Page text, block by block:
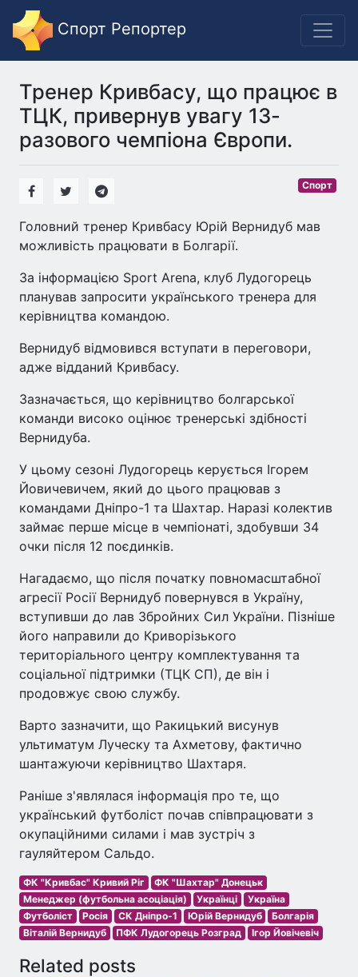
Спорт Репортер
Тренер Кривбасу, що працює в
ТЦК, привернув увагу 13-
разового чемпіона Європи.
Спорт
Головний тренер Кривбасу Юрій Вернидуб мав
можливість працювати в Болгарії.
За інформацією Sport Arena, клуб Лудогорець
планував запросити українського тренера для
керівництва командою.
Вернидуб відмовився вступати в переговори,
адже відданий Кривбасу.
Зазначається, що керівництво болгарської
команди високо оцінює тренерські здібності
Вернидуба.
У цьому сезоні Лудогорець керується Ігорем
Йовичевичем, який до цього працював з
командами Дніпро-1 та Шахтар. Наразі колектив
займає перше місце в чемпіонаті, здобувши 34
очки після 12 поєдинків.
Нагадаємо, що після початку повномасштабної
агресії Росії Вернидуб повернувся в Україну,
вступивши до лав Збройних Сил України. Пізніше
його направили до Криворізького
територіального центру комплектування та
соціальної підтримки (ТЦК СП), де він і
продовжує свою службу.
Варто зазначити, що Ракицький висунув
ультиматум Луческу та Ахметову, фактично
шантажуючи керівництво Шахтаря.
Раніше з'являлася інформація про те, що
український футболіст почав співпрацювати з
окупаційними силами і мав зустріч з
гауляйтером Сальдо.
ФК "Кривбас" Кривий Ріг
ФК "Шахтар" Донецьк
Менеджер (футбольна асоціація)
Українці
Україна
Футболіст
Росія СК Дніпро-1 Юрій Вернидуб
Болгарія
Віталій Вернидуб
ПФК Лудогорець Розград Ігор Йовічевіч
Related posts